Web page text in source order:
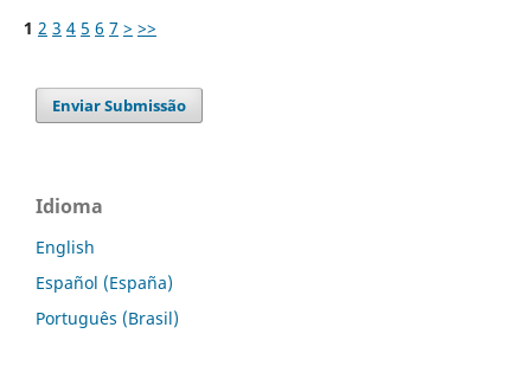
1 2 3 4 5 6 7 > >>
Enviar Submissão
Idioma
English
Español (España)
Português (Brasil)